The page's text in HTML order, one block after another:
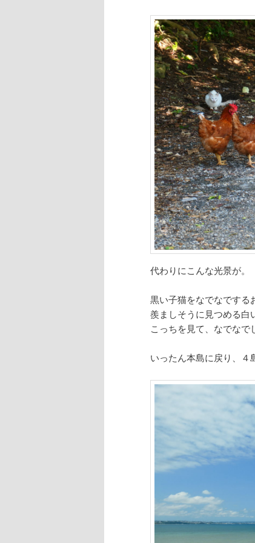
代わりにこんな光景が。
黒い子猫をなでなでする
羨ましそうに見つめる白
こっちを見て、なでなで
いったん本島に戻り、４